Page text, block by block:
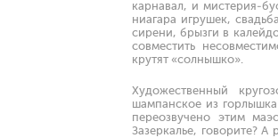
карнавал, и мистерия-
ниагара игрушек,
сирени, брызги в
совместить
крутят «солнышко».
Художественный
шампанское из
переозвучено этим
Зазеркалье, говорите?